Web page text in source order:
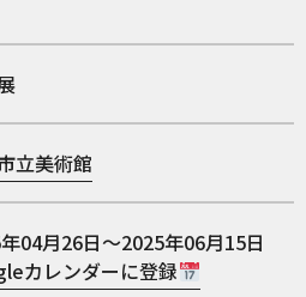
立美術館
04月26日～2025年06月15日
カレンダーに登録